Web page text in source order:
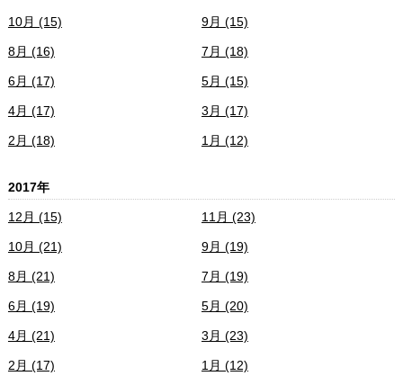
10月 (15) 9月 (15)
8月 (16) 7月 (18)
6月 (17) 5月 (15)
4月 (17) 3月 (17)
2月 (18) 1月 (12)
2017年
12月 (15) 11月 (23)
10月 (21) 9月 (19)
8月 (21) 7月 (19)
6月 (19) 5月 (20)
4月 (21) 3月 (23)
2月 (17) 1月 (12)